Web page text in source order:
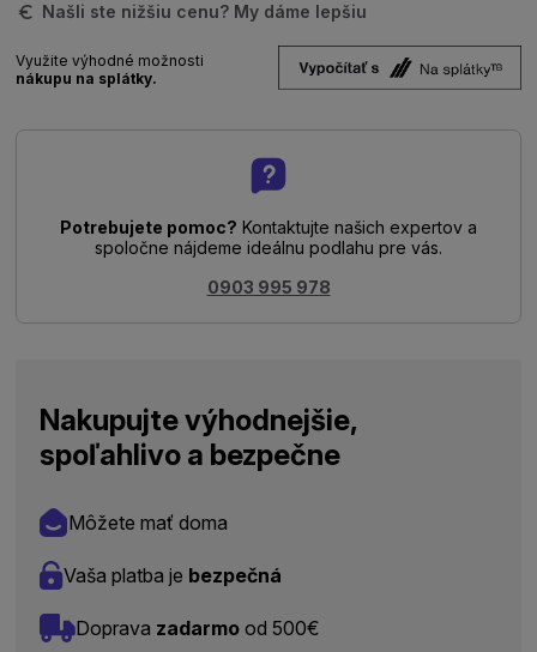
Našli ste nižšiu cenu? My dáme lepšiu
Využite výhodné možnosti
nákupu na splátky.
Potrebujete pomoc? Kontaktujte našich expertov a
spoločne nájdeme ideálnu podlahu pre vás.
0903 995 978
Nakupujte výhodnejšie,
spoľahlivo a bezpečne
Môžete mať doma
Vaša platba je bezpečná
Doprava zadarmo od 500€